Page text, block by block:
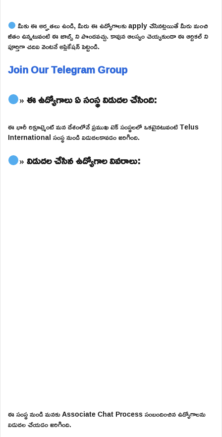
మీకు ఈ అర్హతలు ఉండి, మీరు ఈ ఉద్యోగాలకు apply చేసినట్లయితే మీరు మంచి
జీతం ఉన్నటువంటి ఈ జాబ్స్ ని పొందవచ్చు. కావున ఆలస్యం చెయ్యకుండా ఈ ఆర్టికల్ ని
పూర్తిగా చదివి వెంటనే అప్లికేషన్ పెట్టండి.
Join Our Telegram Group
» ఈ ఉద్యోగాలు ఏ సంస్థ విడుదల చేసింది:
ఈ భారీ రిక్రూట్మెంట్ మన దేశంలోనే ప్రముఖ టెక్ సంస్థలలో ఒకటైనటువంటి Telus
International సంస్థ నుండి విడుదలకావడం జరిగింది.
» విడుదల చేసిన ఉద్యోగాల వివరాలు:
ఈ సంస్థ నుండి మనకు Associate Chat Process సంబందించిన ఉద్యోగాలను
విడుదల చేయడం జరిగింది.